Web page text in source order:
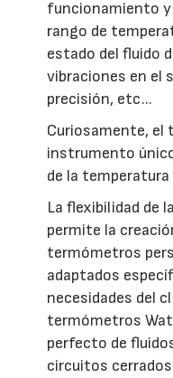
funcionamiento y
rango de
estado del fluido
vibraciones en el
precisión, etc...
Curiosamente, el
instrumento
de la temperatura
La flexibilidad de
permite la
termómetros
adaptados
necesidades del
termómetros
perfecto de
circuitos